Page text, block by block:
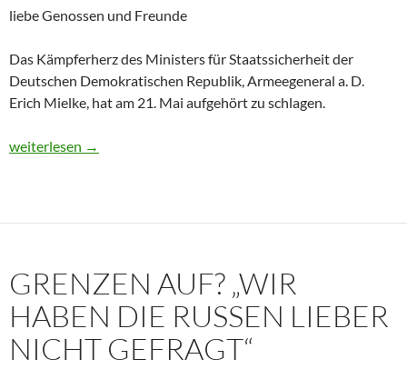
liebe Genossen und Freunde
Das Kämpferherz des Ministers für Staatssicherheit der
Deutschen Demokratischen Republik, Armeegeneral a. D.
Erich Mielke, hat am 21. Mai aufgehört zu schlagen.
Historisches Dokument: Die Trauerrede für Erich Mielke (1907-
weiterlesen →
GRENZEN AUF? „WIR
HABEN DIE RUSSEN LIEBER
NICHT GEFRAGT“